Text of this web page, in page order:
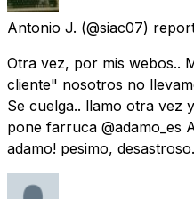
Antonio J. (@siac07)
Otra vez, por mis webos..
cliente" nosotros no
Se cuelga.. llamo otra vez
pone farruca @adamo_es
adamo! pesimo,